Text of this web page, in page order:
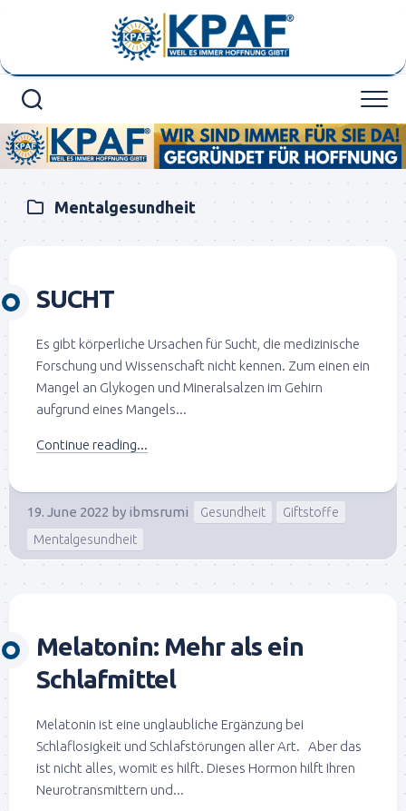
Mentalgesundheit
SUCHT
Es gibt körperliche Ursachen für Sucht, die medizinische
Forschung und Wissenschaft nicht kennen. Zum einen ein
Mangel an Glykogen und Mineralsalzen im Gehirn
aufgrund eines Mangels...
Continue reading...
19. June 2022 by ibmsrumi Gesundheit
Giftstoffe
Mentalgesundheit
Melatonin: Mehr als ein
Schlafmittel
Melatonin ist eine unglaubliche Ergänzung bei
Schlaflosigkeit und Schlafstörungen aller Art. Aber das
ist nicht alles, womit es hilft. Dieses Hormon hilft Ihren
Neurotransmittern und...